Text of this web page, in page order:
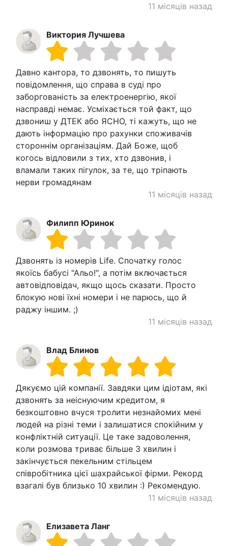
11 місяців назад
Виктория Лучшева
Давно кантора, то дзвонять, то пишуть
повідомлення, що справа в суді про
заборгованість за електроенергію, якої
насправді немає. Усміхається той факт, що
дзвониш у ДТЕК або ЯСНО, ті кажуть, що не
дають інформацію про рахунки споживачів
стороннім організаціям. Дай Боже, щоб
когось відловили з тих, хто дзвонив, і
вламали таких пігулок, за те, що тріпають
нерви громадянам
11 місяців назад
Филипп Юринок
Дзвонять із номерів Life. Спочатку голос
якоїсь бабусі "Альо!", а потім включається
автовідповідач, якщо щось сказати. Просто
блокую нові їхні номери і не парюсь, що й
раджу іншим. ;)
11 місяців назад
Влад Блинов
Дякуємо цій компанії. Завдяки цим ідіотам, які
дзвонять за неіснуючим кредитом, я
безкоштовно вчуся тролити незнайомих мені
людей на різні теми і залишатися спокійним у
конфліктній ситуації. Це таке задоволення,
коли розмова триває більше 3 хвилин і
закінчується пекельним стільцем
співробітника цієї шахрайської фірми. Рекорд
взагалі був близько 10 хвилин :) Рекомендую.
11 місяців назад
Елизавета Ланг